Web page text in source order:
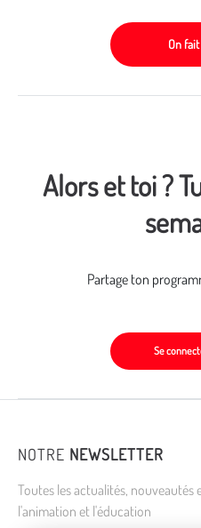
On
Alors et toi ?
Partage ton
Se
NOTRE NEWSLETTER
Toutes les actualités,
l'animation et l'éducation